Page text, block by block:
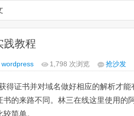
践教程
wordpress 1,798 次浏览 抢沙发
得证书并对域名做好相应的解析才
的来路不同。林三在线这里使用的
简单。